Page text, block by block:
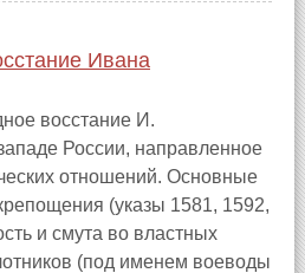
Ивана
восстание И.
России, направленное
отношений. Основные
(указы 1581, 1592,
и смута во властных
(под именем воеводы